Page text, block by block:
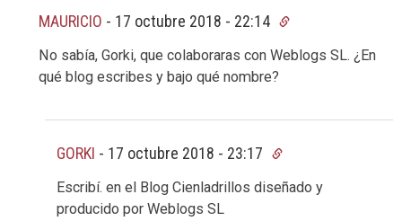
MAURICIO - 17 octubre 2018 - 22:14
No sabía, Gorki, que colaboraras con Weblogs SL. ¿En
qué blog escribes y bajo qué nombre?
GORKI - 17 octubre 2018 - 23:17
Escribí. en el Blog Cienladrillos diseñado y
producido por Weblogs SL